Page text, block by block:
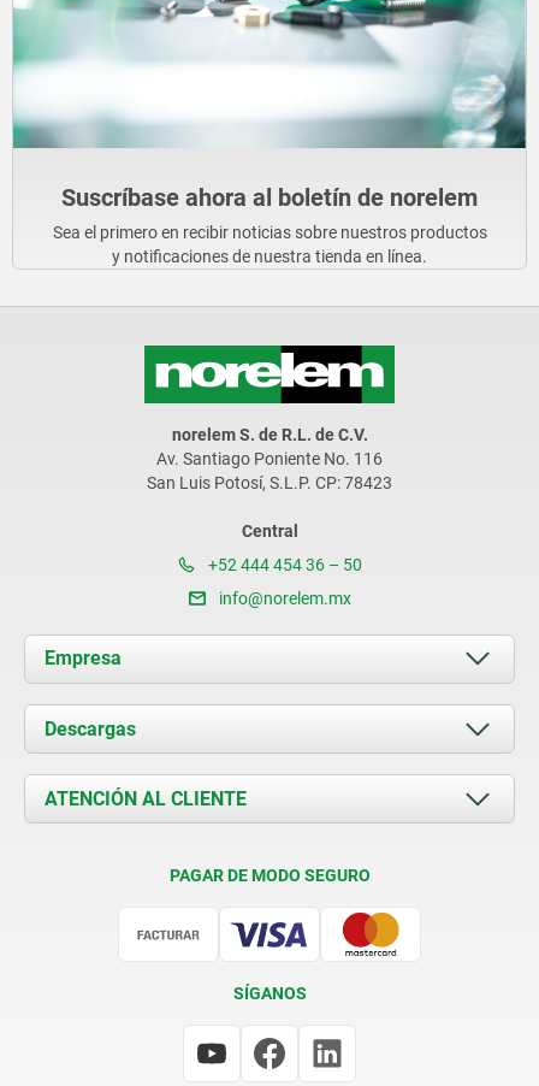
Suscríbase ahora al boletín de norelem
Sea el primero en recibir noticias sobre nuestros productos
y notificaciones de nuestra tienda en línea.
norelem S. de R.L. de C.V.
Av. Santiago Poniente No. 116
San Luis Potosí, S.L.P. CP: 78423
Central
+52 444 454 36 – 50
info@norelem.mx
Empresa
Acerca de nosotros
Novedades
Contacto
Descargas
Documents
ATENCIÓN AL CLIENTE
PAGAR DE MODO SEGURO
SÍGANOS